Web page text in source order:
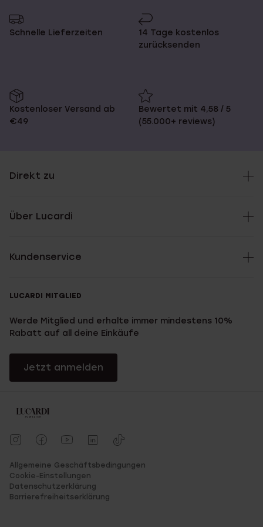
Schnelle Lieferzeiten
14 Tage kostenlos
zurücksenden
Kostenloser Versand ab
€49
Bewertet mit 4,58 / 5
(55.000+ reviews)
Direkt zu
Über Lucardi
Kundenservice
LUCARDI MITGLIED
Werde Mitglied und erhalte immer mindestens 10%
Rabatt auf all deine Einkäufe
Jetzt anmelden
Allgemeine Geschäftsbedingungen
Cookie-Einstellungen
Datenschutzerklärung
Barrierefreiheitserklärung